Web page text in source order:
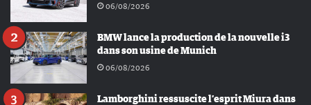
06/08/2026
BMW lance la production de la nouvelle i3
dans son usine de Munich
06/08/2026
Lamborghini ressuscite l’esprit Miura dans